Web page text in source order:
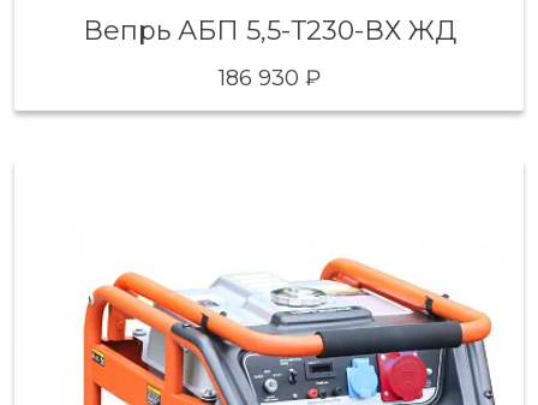
Вепрь АБП 5,5-Т230-ВХ ЖД
186 930 ₽